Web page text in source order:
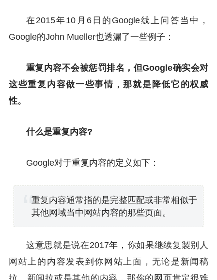
在2015年10月6日的Google线上问答当中，
Google的John Mueller也透漏了一些例子：
重复内容不会被惩罚排名，但Google确实会对
这些重复内容做一些事情，那就是降低它的权威
性。
什么是重复内容?
Google对于重复内容的定义如下：
重复内容通常指的是完整匹配或非常相似于
其他网域当中网站内容的那些页面。
这意思就是说在2017年，你如果继续复製别人
网站上的内容发表到你网站上面，无论是新闻稿
拉、新闻拉或是其他的内容，那你的网页肯定很难